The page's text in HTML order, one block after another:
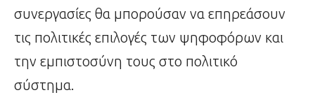
συνεργασίες θα μπορούσαν να επηρεάσουν
τις πολιτικές επιλογές των ψηφοφόρων και
την εμπιστοσύνη τους στο πολιτικό
σύστημα.